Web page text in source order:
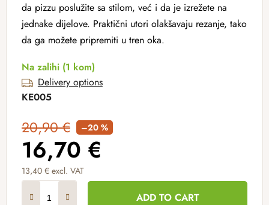
da pizzu poslužite sa stilom, već i da je izrežete na
jednake dijelove. Praktični utori olakšavaju rezanje, tako
da ga možete pripremiti u tren oka.
Na zalihi (1 kom)
Delivery options
KE005
20,90 € –20 %
16,70 €
13,40 € excl. VAT
ADD TO CART